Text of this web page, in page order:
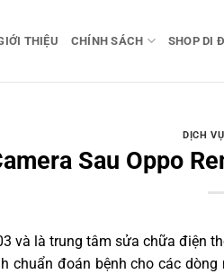
THIỆU CHÍNH SÁCH SHOP DI
DỊCH VỤ
Sau Oppo
và là trung tâm sửa chữa điện
chuẩn đoán bệnh cho các